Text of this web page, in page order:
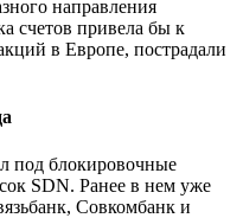
направления
счетов привела бы к
в Европе, пострадали
под блокировочные
SDN. Ранее в нем уже
Совкомбанк и